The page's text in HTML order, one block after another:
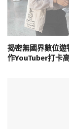
揭密無國界數位遊
作YouTuber打卡